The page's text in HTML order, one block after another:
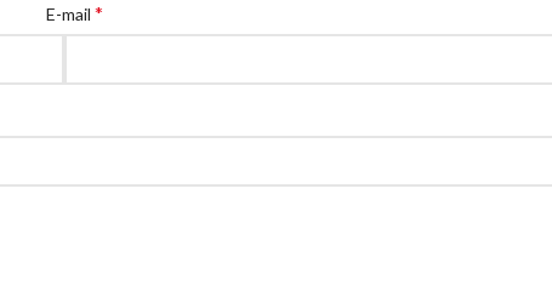
E-mail *